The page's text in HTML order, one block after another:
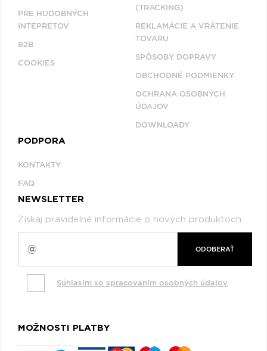
PRE HUDOBNÝCH
INTEPRETOV
B2B
COOKIES
(TRACKING)
REKLAMÁCIE A VRÁTENIE
TOVARU
SPÔSOBY DOPRAVY
OBCHODNÉ PODMIENKY
OCHRANA OSOBNÝCH
ÚDAJOV
DOWNLOADY
PODPORA
KONTAKTY
FAQ
NEWSLETTER
Získaj pravidelné informácie o nových produktoch
ODOBERAŤ
Súhlasím so spracovaním osobných údajov
MOŽNOSTI PLATBY